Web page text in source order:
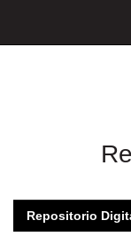
Repositorio